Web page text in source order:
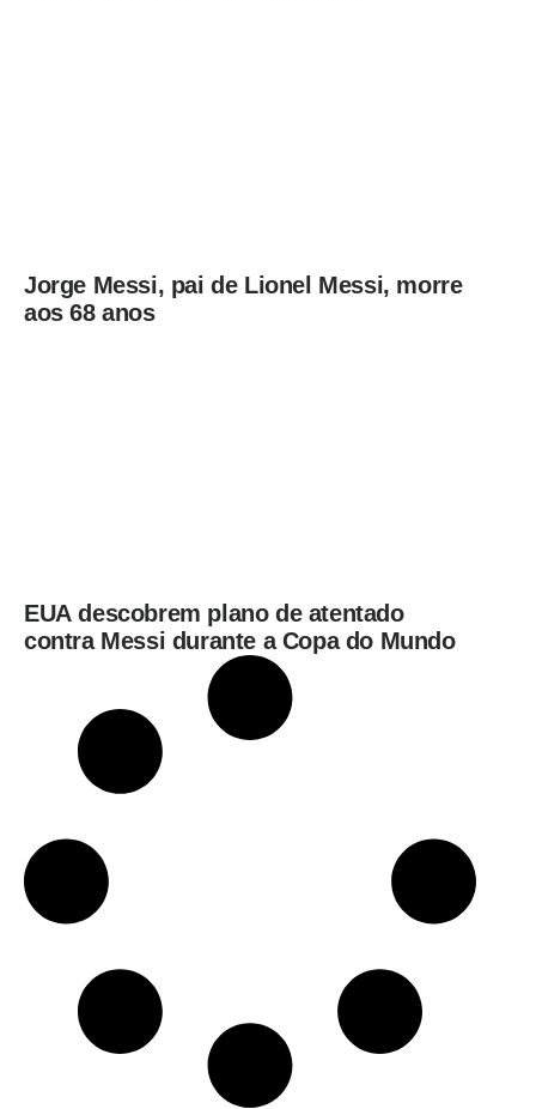
Jorge Messi, pai de Lionel Messi, morre
aos 68 anos
EUA descobrem plano de atentado
contra Messi durante a Copa do Mundo